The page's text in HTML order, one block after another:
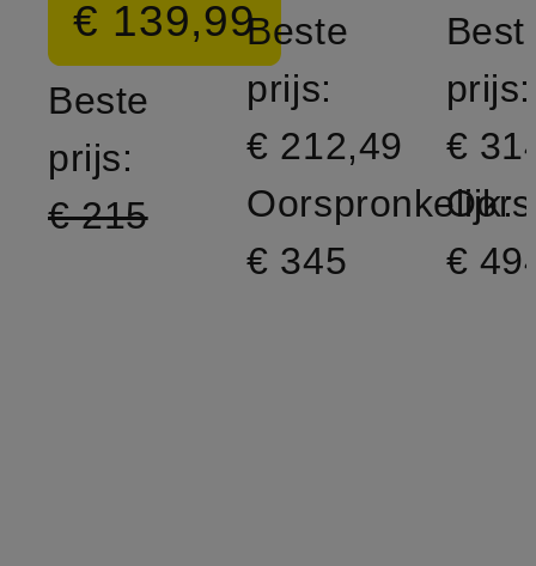
€ 139,99
Beste
prijs:
€ 215
Beste
prijs:
€ 212,49
Oorspronkelijk:
€ 345
prijs:
€
€